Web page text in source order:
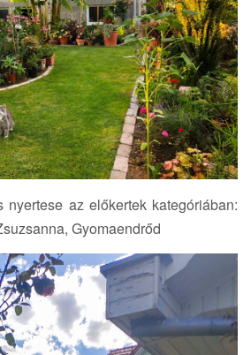
nyertese az előkertek kategóriában:
Gyomaendrőd